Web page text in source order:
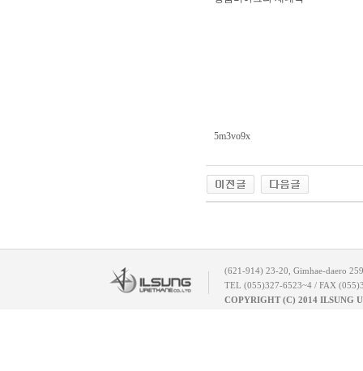
5m3vo9x
(621-914) 23-20, Gimhae-daero
TEL (055)327-6523~4 / FAX
COPYRIGHT (C) 2014 ILSUNG